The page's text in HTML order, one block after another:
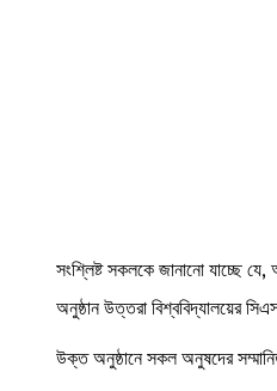
সংশ্লিষ্ট সকলকে জানানো যাচ্ছে
অনুষ্ঠান উত্তরা বিশ্ববিদ্যালয়ের
উক্ত অনুষ্ঠানে সকল অনুষদের